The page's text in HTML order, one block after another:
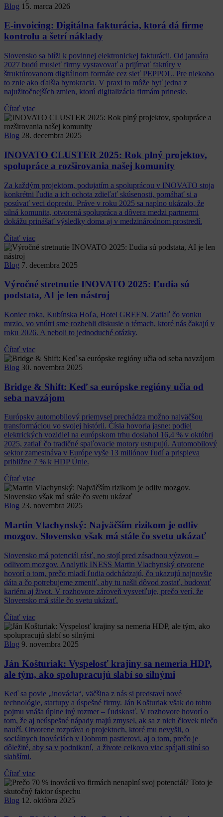
Blog 15. marca 2026
E-invoicing: Digitálna fakturácia, ktorá dá firme
kontrolu a šetrí náklady
Slovensko sa blíži k povinnej elektronickej fakturácii. Od januára
2027 budú musieť firmy vystavovať a prijímať faktúry v
štruktúrovanom digitálnom formáte cez sieť PEPPOL. Pre niekoho
to znie ako ďalšia byrokracia. V praxi to môže byť jedna z
najužitočnejších zmien, ktorú digitalizácia firmám prinesie.
Čítať viac
Blog 28. decembra 2025
INOVATO CLUSTER 2025: Rok plný projektov,
spolupráce a rozširovania našej komunity
Za každým projektom, podujatím a spoluprácou v INOVATO stoja
konkrétni ľudia a ich ochota zdieľať skúsenosti, pomáhať si a
posúvať veci dopredu. Práve v roku 2025 sa naplno ukázalo, že
silná komunita, otvorená spolupráca a dôvera medzi partnermi
dokážu prinášať výsledky doma aj v medzinárodnom prostredí.
Čítať viac
Blog 7. decembra 2025
Výročné stretnutie INOVATO 2025: Ľudia sú
podstata, AI je len nástroj
Koniec roka, Kubínska Hoľa, Hotel GREEN. Zatiaľ čo vonku
mrzlo, vo vnútri sme rozbehli diskusie o témach, ktoré nás čakajú v
roku 2026. A neboli to jednoduché otázky.
Čítať viac
Blog 30. novembra 2025
Bridge & Shift: Keď sa európske regióny učia od
seba navzájom
Európsky automobilový priemysel prechádza možno najväčšou
transformáciou vo svojej histórii. Čísla hovoria jasne: podiel
elektrických vozidiel na európskom trhu dosiahol 16,4 % v októbri
2025, zatiaľ čo tradičné spaľovacie motory ustupujú. Automobilový
sektor zamestnáva v Európe vyše 13 miliónov ľudí a prispieva
približne 7 % k HDP Únie.
Čítať viac
Blog 23. novembra 2025
Martin Vlachynský: Najväčším rizikom je odliv
mozgov. Slovensko však má stále čo svetu ukázať
Slovensko má potenciál rásť, no stojí pred zásadnou výzvou –
odlivom mozgov. Analytik INESS Martin Vlachynský otvorene
hovorí o tom, prečo mladí ľudia odchádzajú, čo ukazujú najnovšie
dáta a čo potrebujeme zmeniť, aby tu našli dôvod zostať, budovať
kariéru aj život. V rozhovore zároveň vysvetľuje, prečo verí, že
Slovensko má stále čo svetu ukázať.
Čítať viac
Blog 9. novembra 2025
Ján Košturiak: Vyspelosť krajiny sa nemeria HDP,
ale tým, ako spolupracujú slabí so silnými
Keď sa povie „inovácia“, väčšina z nás si predstaví nové
technológie, startupy a úspešné firmy. Ján Košturiak však do tohto
pojmu vnáša úplne iný rozmer – ľudskosť. V rozhovore hovorí o
tom, že aj neúspešné nápady majú zmysel, ak sa z nich človek niečo
naučí. Otvorene rozpráva o projektoch, ktoré mu nevyšli, o
sociálnych inováciách v Dobrom pastierovi, aj o tom, prečo je
dôležité, aby sa v podnikaní, a živote celkovo viac spájali silní so
slabšími.
Čítať viac
Blog 12. októbra 2025